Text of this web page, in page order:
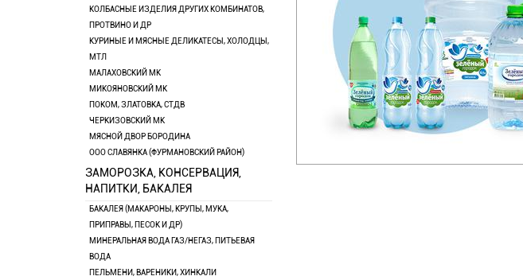
КОЛБАСНЫЕ ИЗДЕЛИЯ ДРУГИХ КОМБИНАТОВ,
ПРОТВИНО И ДР
КУРИНЫЕ И МЯСНЫЕ ДЕЛИКАТЕСЫ, ХОЛОДЦЫ,
МТЛ
МАЛАХОВСКИЙ МК
МИКОЯНОВСКИЙ МК
ПОКОМ, ЗЛАТОВКА, СТДВ
ЧЕРКИЗОВСКИЙ МК
МЯСНОЙ ДВОР БОРОДИНА
ООО СЛАВЯНКА (ФУРМАНОВСКИЙ РАЙОН)
ЗАМОРОЗКА, КОНСЕРВАЦИЯ,
НАПИТКИ, БАКАЛЕЯ
БАКАЛЕЯ (МАКАРОНЫ, КРУПЫ, МУКА,
ПРИПРАВЫ, ПЕСОК И ДР)
МИНЕРАЛЬНАЯ ВОДА ГАЗ/НЕГАЗ, ПИТЬЕВАЯ
ВОДА
ПЕЛЬМЕНИ, ВАРЕНИКИ, ХИНКАЛИ